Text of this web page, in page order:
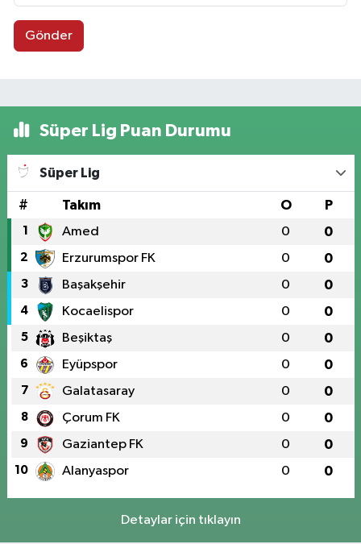
Gönder
Süper Lig Puan Durumu
Süper Lig
# Takım O P
1 Amed 0 0
2 Erzurumspor FK 0 0
3 Başakşehir 0 0
4 Kocaelispor 0 0
5 Beşiktaş 0 0
6 Eyüpspor 0 0
7 Galatasaray 0 0
8 Çorum FK 0 0
9 Gaziantep FK 0 0
10 Alanyaspor 0 0
Detaylar için tıklayın